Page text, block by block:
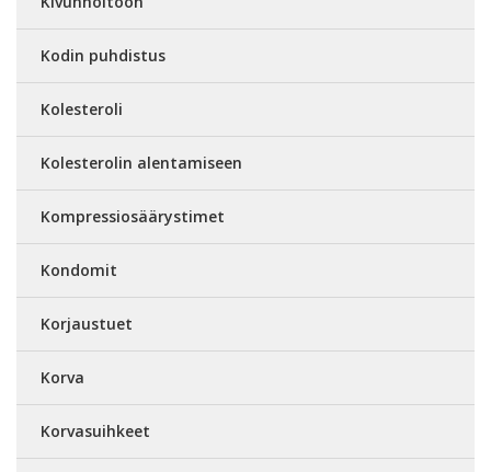
Kodin puhdistus
Kolesteroli
Kolesterolin alentamiseen
Kompressiosäärystimet
Kondomit
Korjaustuet
Korva
Korvasuihkeet